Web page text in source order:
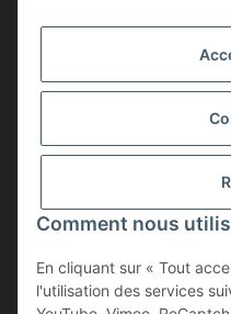
Comment nous
En cliquant sur « Tout
l'utilisation des services